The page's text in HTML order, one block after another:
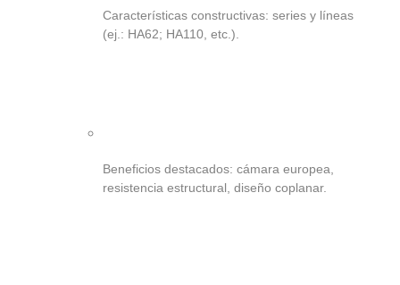
Características constructivas: series y líneas
(ej.: HA62; HA110, etc.).
Beneficios destacados: cámara europea,
resistencia estructural, diseño coplanar.